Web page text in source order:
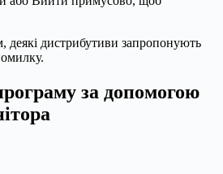
деякі дистрибутиви запропонують
за допомогою